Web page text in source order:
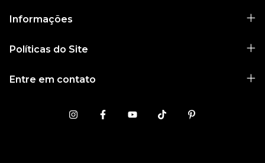
Informações
Políticas do Site
Entre em contato